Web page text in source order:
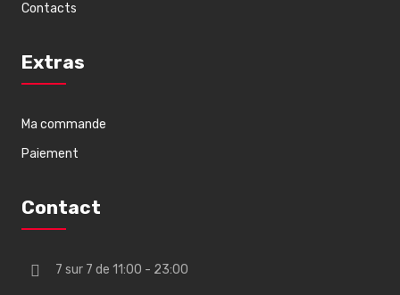
Contacts
Extras
Ma commande
Paiement
Contact
7 sur 7 de 11:00 - 23:00